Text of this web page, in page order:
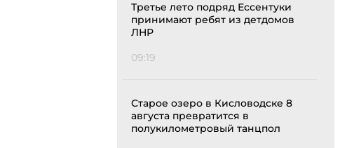
Третье лето подряд Ессентуки
принимают ребят из детдомов
ЛНР
09:19
Старое озеро в Кисловодске 8
августа превратится в
полукилометровый танцпол